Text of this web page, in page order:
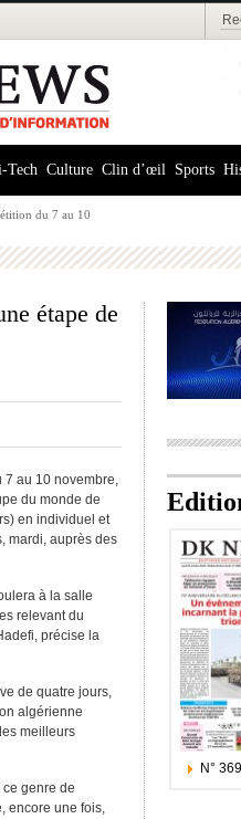
Tech Culture Clin d’œil Sports
du 7 au 10
étape de
7 au 10 novembre,
du monde de
en individuel et
mardi, auprès des
à la salle
relevant du
précise la
de quatre jours,
algérienne
meilleurs
genre de
encore une fois,
N°